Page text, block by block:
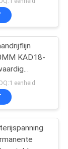
KAD18-
eenheid